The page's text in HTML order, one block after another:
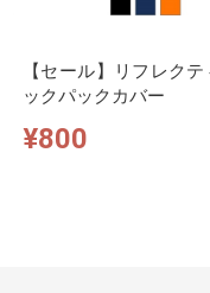
【セール】リフレク
ックパックカバー
¥800